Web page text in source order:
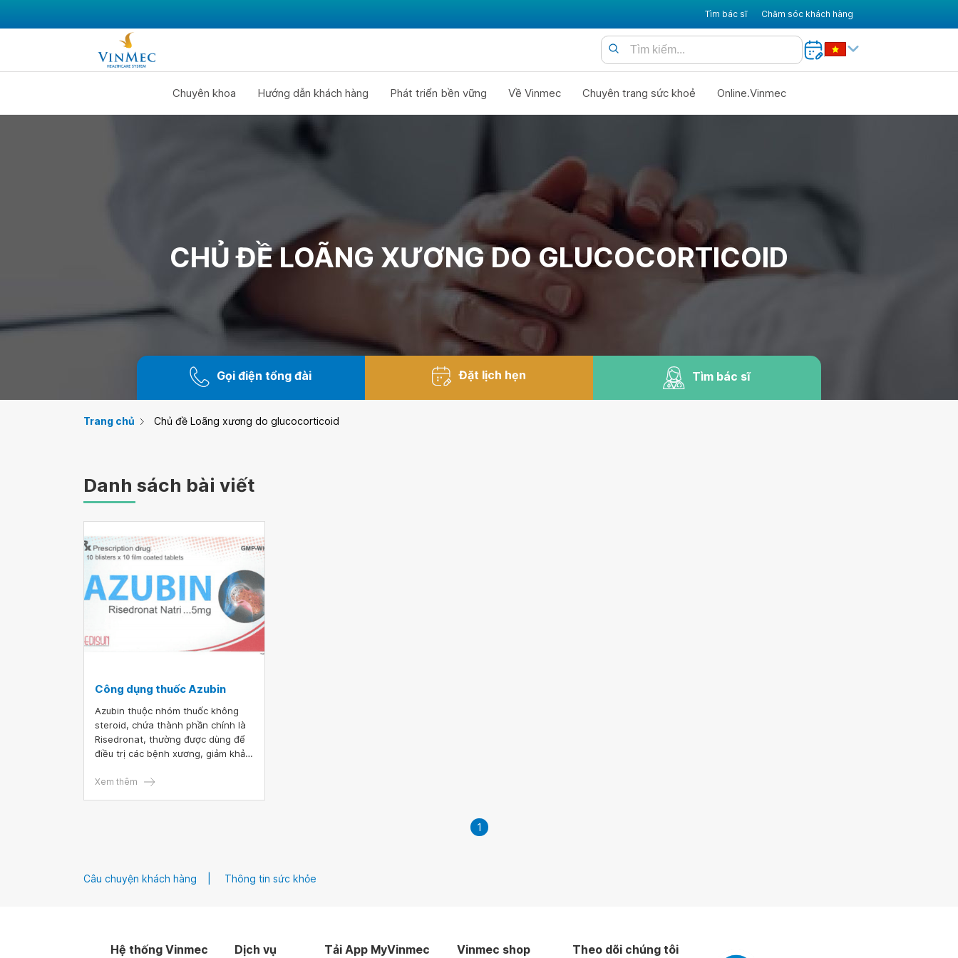
Tìm bác sĩ Chăm sóc khách hàng
Chuyên khoa Hướng dẫn khách hàng Phát triển bền vững Về Vinmec Chuyên trang sức khoẻ Online.Vinmec
CHỦ ĐỀ LOÃNG XƯƠNG DO GLUCOCORTICOID
Gọi điện tổng đài Đặt lịch hẹn Tìm bác sĩ
Trang chủ Chủ đề Loãng xương do glucocorticoid
Danh sách bài viết
Công dụng thuốc Azubin
Azubin thuộc nhóm thuốc không
steroid, chứa thành phần chính là
Risedronat, thường được dùng để
điều trị các bệnh xương, giảm khả
xương. Cùng tìm hiểu về công
Xem thêm
1
Câu chuyện khách hàng Thông tin sức khỏe
Hệ thống Vinmec Dịch vụ Tải App MyVinmec Vinmec shop Theo dõi chúng tôi